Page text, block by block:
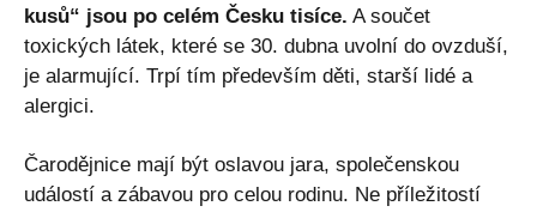
kusů“ jsou po celém Česku tisíce. A součet
toxických látek, které se 30. dubna uvolní do ovzduší,
je alarmující. Trpí tím především děti, starší lidé a
alergici.
Čarodějnice mají být oslavou jara, společenskou
událostí a zábavou pro celou rodinu. Ne příležitostí